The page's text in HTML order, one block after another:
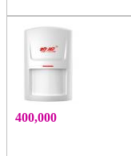
400,000